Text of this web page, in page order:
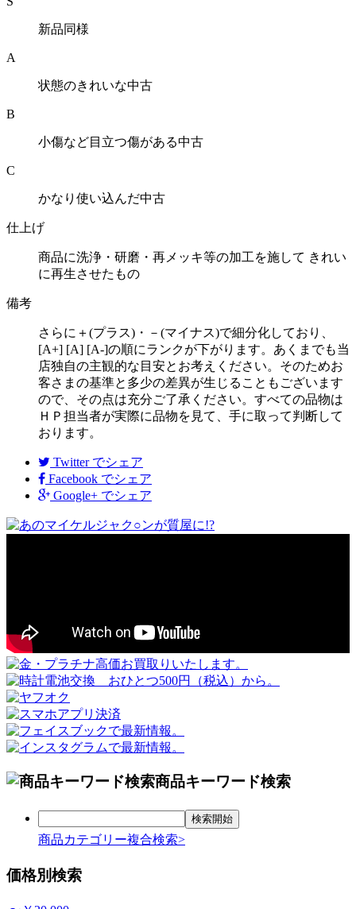
新品同様
A
状態のきれいな中古
B
小傷など目立つ傷がある中古
C
かなり使い込んだ中古
仕上げ
商品に洗浄・研磨・再メッキ等の加工を施して きれい
に再生させたもの
備考
さらに＋(プラス)・－(マイナス)で細分化しており、
[A+] [A] [A-]の順にランクが下がります。あくまでも当
店独自の主観的な目安とお考えください。そのためお
客さまの基準と多少の差異が生じることもございます
ので、その点は充分ご了承ください。すべての品物は
ＨＰ担当者が実際に品物を見て、手に取って判断して
おります。
Twitter でシェア
Facebook でシェア
Google+ でシェア
商品キーワード検索
商品カテゴリー複合検索>
価格別検索